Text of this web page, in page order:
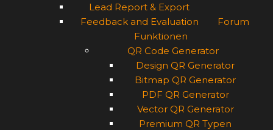
Lead Report & Export
Feedback and Evaluation
Forum
Funktionen
QR Code Generator
Design QR Generator
Bitmap QR Generator
PDF QR Generator
Vector QR Generator
Premium QR Typen